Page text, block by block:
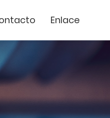
Cortador Láser
muestras
Vídeos de
presentación
Milestoens
distribuidor
Enlace
Financing Service
GCC Web Shop